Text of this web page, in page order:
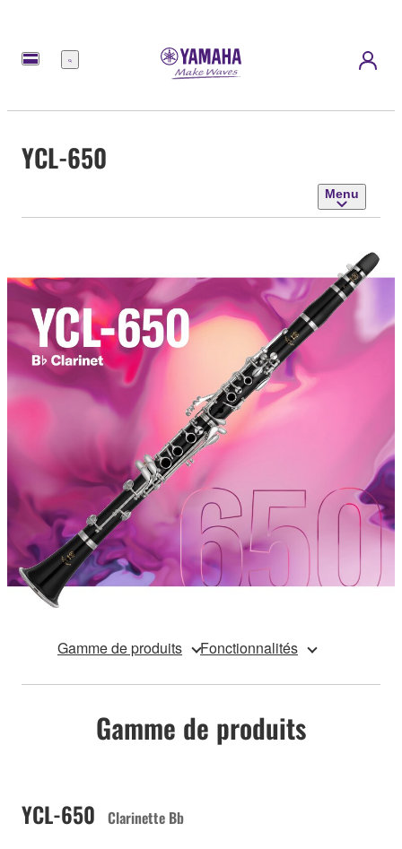
Menu
YCL-650
Menu
Gamme de produits Fonctionnalités
Gamme de produits
YCL-650 Clarinette Bb